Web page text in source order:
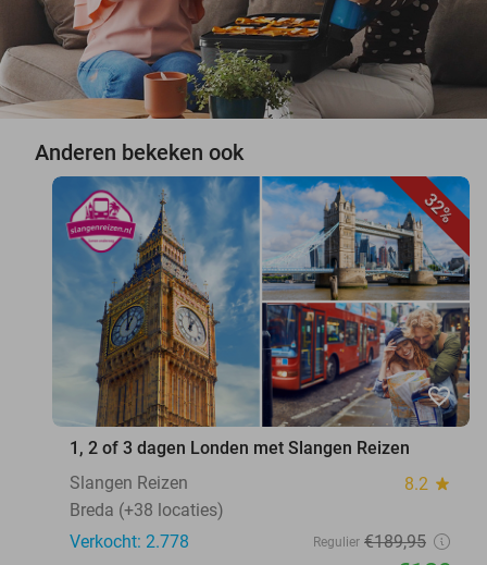
Anderen bekeken ook
32%
favorite_border
1, 2 of 3 dagen Londen met Slangen Reizen
Slangen Reizen
8.2 star
Breda (+38 locaties)
Verkocht: 2.778
Regulier €189,95